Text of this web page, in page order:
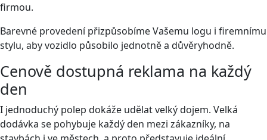
firmou.
Barevné provedení přizpůsobíme Vašemu logu i firemnímu
stylu, aby vozidlo působilo jednotně a důvěryhodně.
Cenově dostupná reklama na každý
den
I jednoduchý polep dokáže udělat velký dojem. Velká
dodávka se pohybuje každý den mezi zákazníky, na